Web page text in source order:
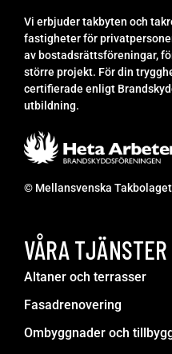
Vi erbjuder takbyten och
fastigheter för
av bostadsrättsföreningar,
större projekt. För din
certifierade enligt
utbildning.
© Mellansvenska Takbolaget
VÅRA TJÄNSTER
Altaner och terrasser
Fasadrenovering
Ombyggnader och